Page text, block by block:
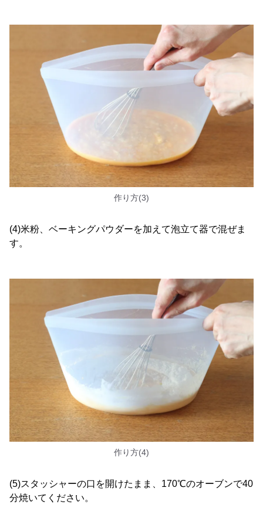
作り方(3)
(4)米粉、ベーキングパウダーを加えて泡立て器で混ぜま
す。
作り方(4)
(5)スタッシャーの口を開けたまま、170℃のオーブンで40
分焼いてください。